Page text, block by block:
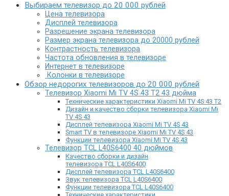
Выбираем телевизор до 20 000 рублей
Цена телевизора
Дисплей телевизора
Разрешение экрана телевизора
Размер экрана телевизора до 20000 рублей
Контрастность телевизора
Частота обновления в телевизоре
Интернет в телевизоре
Колонки в телевизоре
Обзор недорогих телевизоров до 20 000 рублей
Телевизор Xiaomi Mi TV 4S 43 T2 43 дюйма
Технические характеристики Xiaomi Mi TV 4S 43 T2
Дизайн и качество сборки телевизора Xiaomi Mi
TV 4S 43
Дисплей телевизора Xiaomi Mi TV 4S 43
Smart TV в телевизоре Xiaomi Mi TV 4S 43
Функции телевизора Xiaomi Mi TV 4S 43
Телевизор TCL L40S6400 40 дюймов
Качество сборки и дизайн
телевизора TCL L40S6400
Дисплей телевизора TCL L40S6400
Звук телевизора TCL L40S6400
Функции телевизора TCL L40S6400